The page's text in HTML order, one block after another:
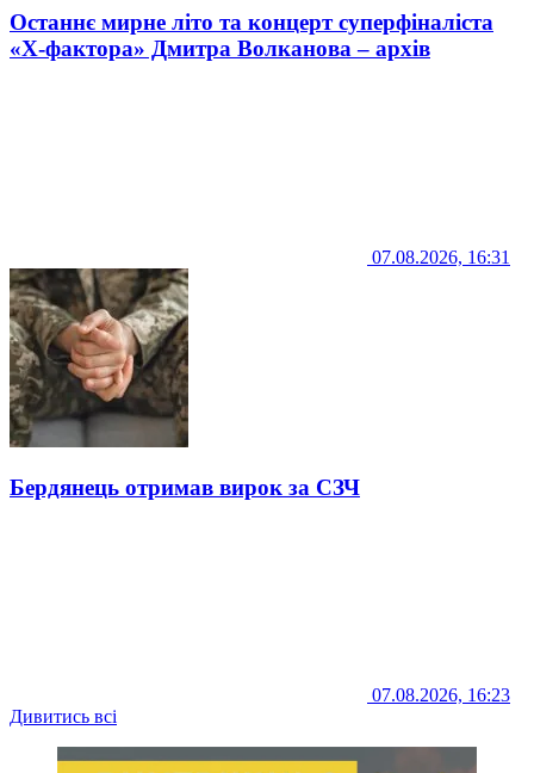
Останнє мирне літо та концерт суперфіналіста
«Х-фактора» Дмитра Волканова – архів
07.08.2026, 16:31
Бердянець отримав вирок за СЗЧ
07.08.2026, 16:23
Дивитись всі